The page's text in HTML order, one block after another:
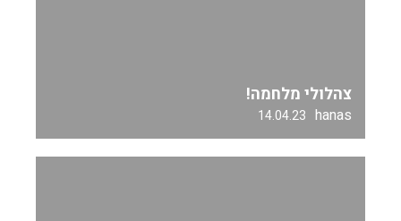
צהלולי מלחמה!
hanas
14.04.23